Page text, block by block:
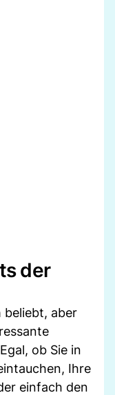
der
beliebt, aber
ob Sie in
Ihre
einfach den